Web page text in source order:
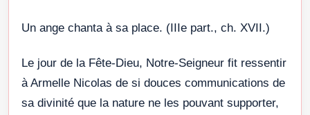
Un ange chanta à sa place. (IIIe part., ch. XVII.)
Le jour de la Fête-Dieu, Notre-Seigneur fit ressentir
à Armelle Nicolas de si douces communications de
sa divinité que la nature ne les pouvant supporter,